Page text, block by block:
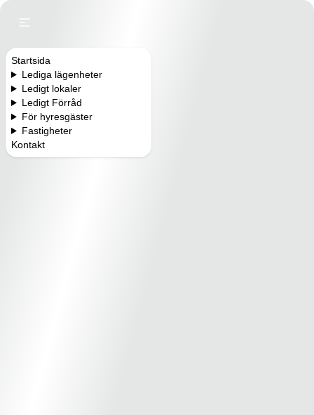
Startsida
Lediga lägenheter
Ledigt lokaler
Ledigt Förråd
För hyresgäster
Fastigheter
Kontakt